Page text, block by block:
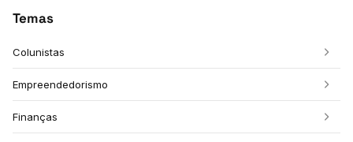
Temas
Colunistas
Empreendedorismo
Finanças